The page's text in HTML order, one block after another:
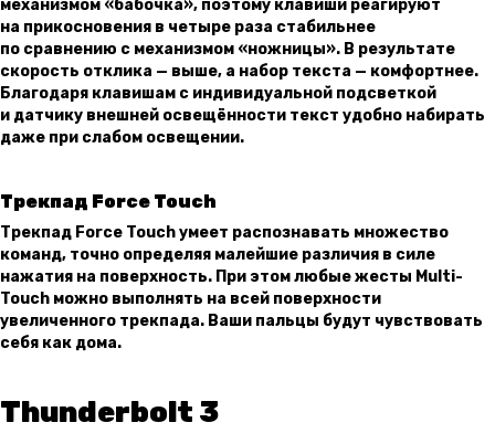
механизмом «бабочка», поэтому клавиши реагируют
на прикосновения в четыре раза стабильнее
по сравнению с механизмом «ножницы». В результате
скорость отклика — выше, а набор текста — комфортнее.
Благодаря клавишам с индивидуальной подсветкой
и датчику внешней освещённости текст удобно набирать
даже при слабом освещении.
Трекпад Force Touch
Трекпад Force Touch умеет распознавать множество
команд, точно определяя малейшие различия в силе
нажатия на поверхность. При этом любые жесты Multi-
Touch можно выполнять на всей поверхности
увеличенного трекпада. Ваши пальцы будут чувствовать
себя как дома.
Thunderbolt 3